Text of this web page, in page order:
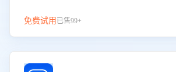
免费试用 已售99+